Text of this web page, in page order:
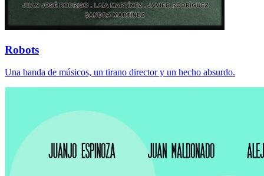
Robots
Una banda de músicos, un tirano director y un hecho absurdo.